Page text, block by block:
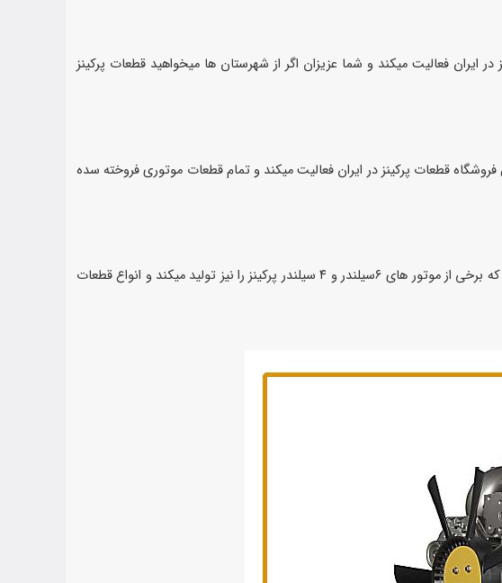
ایران فعالیت میکند و شما عزیزان اگر از شهرستان ها میخواهید قطعات پرکینز
قطعات پرکینز به صورت مستقیم از کشور انگلیس از سال ۱۳۸۲ به عنوان بزرگترین فروشگاه قطعات پرکینز در ایران فعالیت میکند و تمام قطعات موتوری فروخته سده
امروزه در بیشتر ماشین الات کشاورزی و صنعتی از موتورهای پرکینز بهره میگیرند و کشور خودمان ایران نیز چند سالی است که برخی از موتور های ۶سیلندر و ۴ سیلندر پرکینز را نیز تولید میکند و انواع قطعات